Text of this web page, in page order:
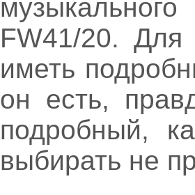
FW41/20. Для
иметь
он есть,
подробный,
выбирать не